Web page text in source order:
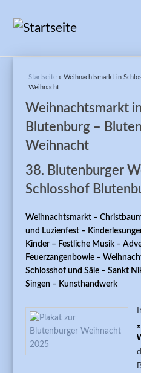
Sie sind hier
Startseite » Weihnachtsmarkt in
Weihnacht
Weihnachtsmarkt
Blutenburg –
Weihnacht
38. Blutenburger
Schlosshof
Weihnachtsmarkt –
und Luzienfest –
Kinder – Festliche Musik –
Feuerzangenbowle –
Schlosshof und Säle –Sankt
Singen – Kunsthandwerk